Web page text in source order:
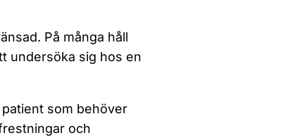
På många håll
undersöka sig hos en
som behöver
och